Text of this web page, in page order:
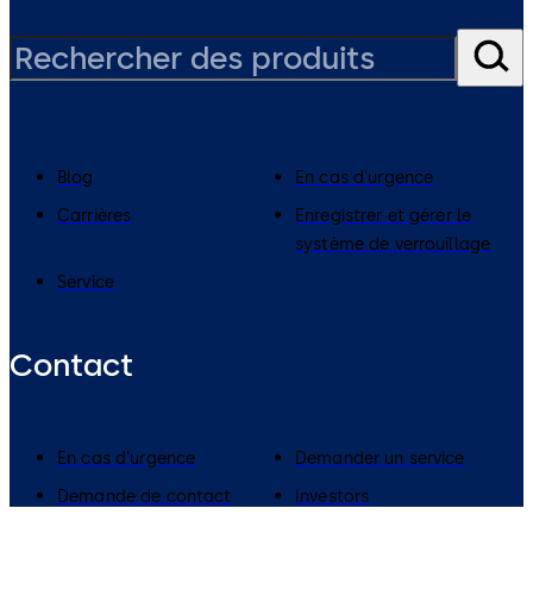
Blog
En cas d'urgence
Carrières
Enregistrer et gérer le
système de verrouillage
Service
Contact
En cas d'urgence
Demander un service
Demande de contact
Investors